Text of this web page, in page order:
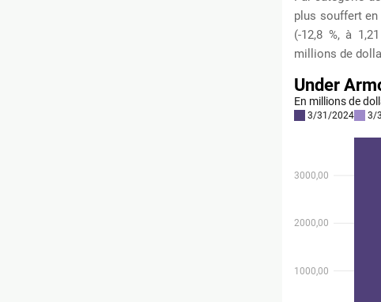
plus souffert en
(-12,8 %, à
millions de